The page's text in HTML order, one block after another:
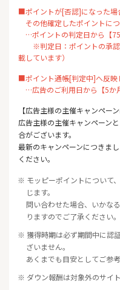
■ポイントが[否認]になった場
その他確定したポイントに
…ポイントの判定日から【75
※判定日：ポイントの承認/
載しています）
■ポイント通帳[判定中]へ反映
…広告のご利用日から【5か
【広告主様の主催キャンペーン
広告主様の主催キャンペーン
合がございます。
最新のキャンペーンにつきま
ください。
※ モッピーポイントについて
じます。
問い合わせた場合、いかな
りますのでご了承ください。
※ 獲得時期は必ず期間中に認
ざいません。
あくまでも目安としてご参
※ ダウン報酬は対象外のサイト